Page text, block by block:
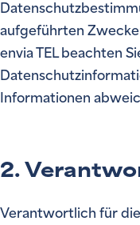
aufgeführten
envia TEL beachten
Informationen
2.
Verantwortlich für